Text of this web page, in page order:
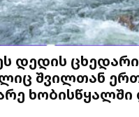
დედის
შვილთან